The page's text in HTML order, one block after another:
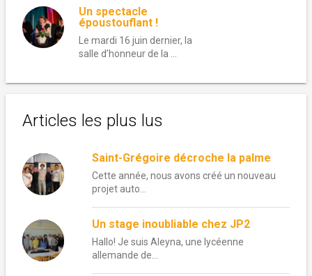
Un spectacle
époustouflant !
Le mardi 16 juin dernier, la
salle d’honneur de la …
Articles les plus lus
Saint-Grégoire décroche la palme
Cette année, nous avons créé un nouveau
projet auto...
Un stage inoubliable chez JP2
Hallo! Je suis Aleyna, une lycéenne
allemande de...